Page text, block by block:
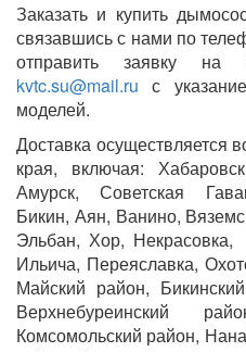
Заказать и купить
связавшись с нами по
отправить заявку на
kvtc.su@mail.ru с
моделей.
Доставка осуществляется
края, включая:
Амурск, Советская
Бикин, Аян, Ванино,
Эльбан, Хор, Некрасовка,
Ильича, Переяславка,
Майский район,
Верхнебуреинский
Комсомольский район,